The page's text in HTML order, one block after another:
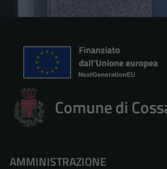
Comune di
AMMINISTRAZIONE